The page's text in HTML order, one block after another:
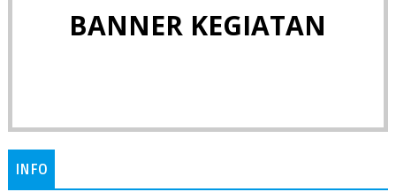
BANNER KEGIATAN
INFO